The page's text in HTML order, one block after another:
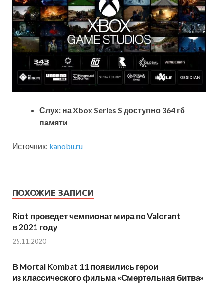
Слух: на Xbox Series S доступно 364 гб
памяти
Источник: kanobu.ru
ПОХОЖИЕ ЗАПИСИ
Riot проведет чемпионат мира по Valorant
в 2021 году
25.11.2020
В Mortal Kombat 11 появились герои
из классического фильма «Смертельная битва»